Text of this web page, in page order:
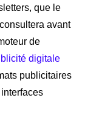
que le
avant
de
digitale
publicitaires